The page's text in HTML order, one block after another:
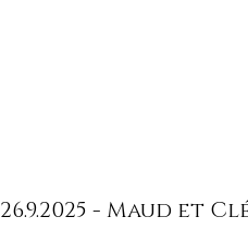
26.9.2025 - Maud